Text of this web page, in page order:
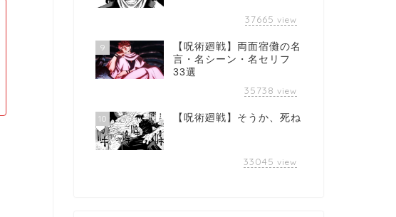
37665 view
9
【呪術廻戦】両面宿儺の名
言・名シーン・名セリフ
33選
35738 view
10 【呪術廻戦】そうか、死ね
33045 view